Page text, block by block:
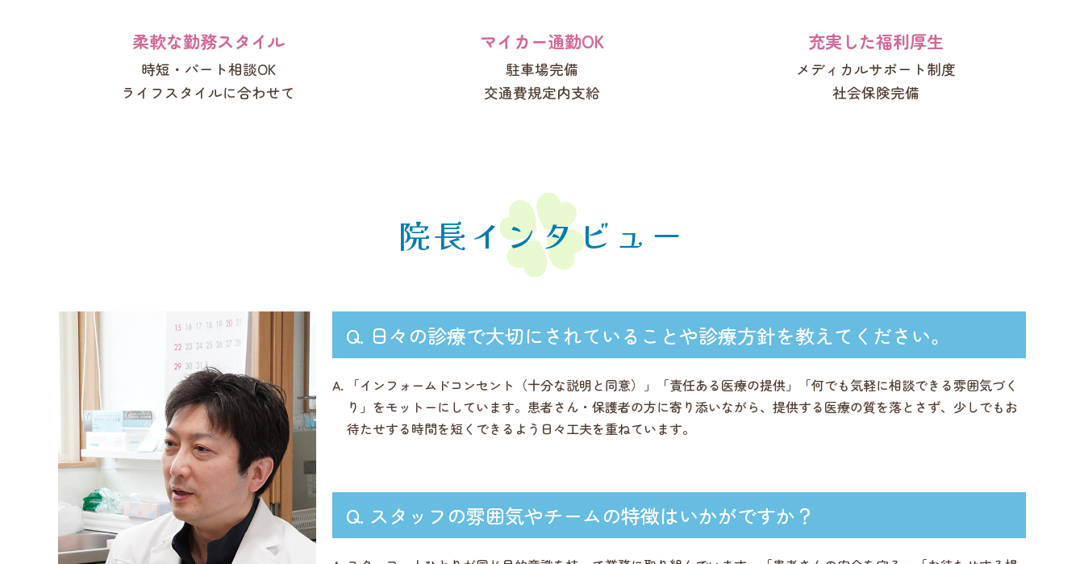
柔軟な勤務スタイル
時短・パート相談OK
ライフスタイルに合わせて
マイカー通勤OK
駐車場完備
交通費規定内支給
充実した福利厚生
メディカルサポート制度
社会保険完備
院長インタビュー
日々の診療で大切にされていることや診療方針を教えてください。
「インフォームドコンセント（十分な説明と同意）」「責任ある医療の提供」「何でも気軽に相談できる雰囲気づく
り」をモットーにしています。患者さん・保護者の方に寄り添いながら、提供する医療の質を落とさず、少しでもお
待たせする時間を短くできるよう日々工夫を重ねています。
スタッフの雰囲気やチームの特徴はいかがですか？